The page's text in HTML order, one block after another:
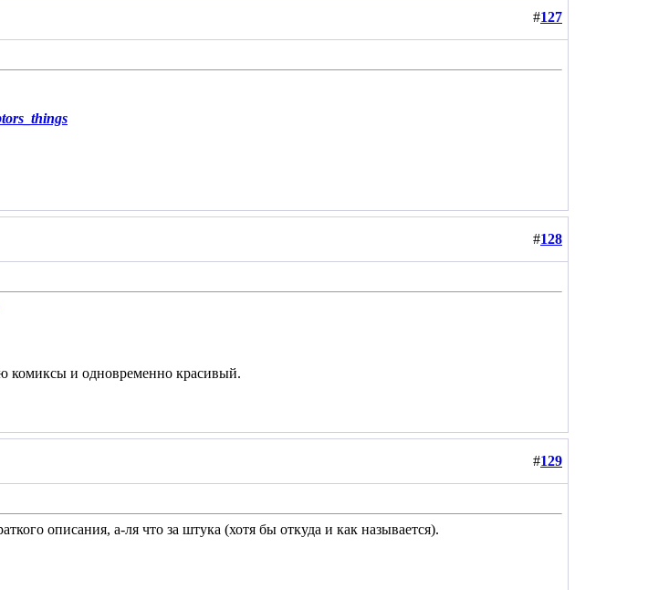
#127
#128
комиксы и одновременно красивый.
#129
описания, а-ля что за штука (хотя бы откуда и как называется).